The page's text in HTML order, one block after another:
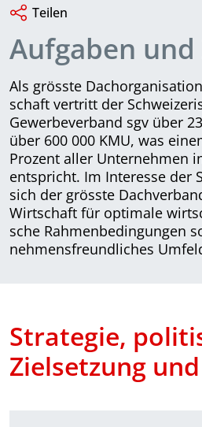
Teilen
Aufgaben und
Als grösste
schaft vertritt der
Gewerbeverband sgv über
über 600 000 KMU, was
Prozent aller Unternehmen
entspricht. Im Interesse der
sich der grösste
Wirtschaft für optimale
sche Rahmenbedingungen
nehmens­freundliches
Strategie,
Zielsetzung